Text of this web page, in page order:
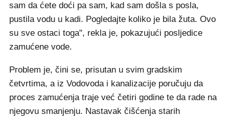
sam da ćete doći pa sam, kad sam došla s posla,
pustila vodu u kadi. Pogledajte koliko je bila žuta. Ovo
su sve ostaci toga", rekla je, pokazujući posljedice
zamućene vode.
Problem je, čini se, prisutan u svim gradskim
četvrtima, a iz Vodovoda i kanalizacije poručuju da
proces zamućenja traje već četiri godine te da rade na
njegovu smanjenju. Nastavak čišćenja starih